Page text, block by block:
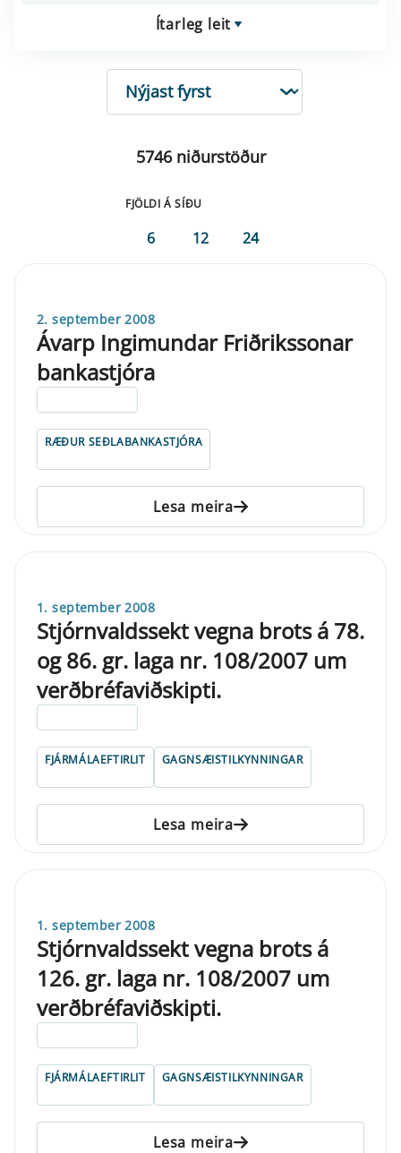
Ítarleg leit
RÖÐUN
5746 niðurstöður
FJÖLDI Á SÍÐU
6 12 24
2. september 2008
Ávarp Ingimundar Friðrikssonar
bankastjóra
RÆÐUR SEÐLABANKASTJÓRA
Lesa meira
1. september 2008
Stjórnvaldssekt vegna brots á 78.
og 86. gr. laga nr. 108/2007 um
verðbréfaviðskipti.
FJÁRMÁLAEFTIRLIT GAGNSÆISTILKYNNINGAR
Lesa meira
1. september 2008
Stjórnvaldssekt vegna brots á
126. gr. laga nr. 108/2007 um
verðbréfaviðskipti.
FJÁRMÁLAEFTIRLIT GAGNSÆISTILKYNNINGAR
Lesa meira